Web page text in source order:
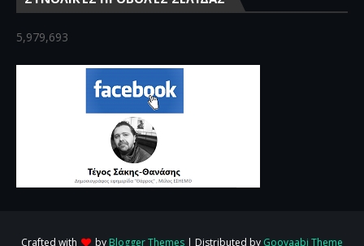
5,979,693
Crafted with by Blogger Themes | Distributed by Gooyaabi Theme